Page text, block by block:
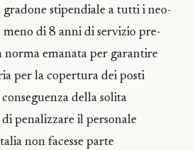
stipendiale a tutti i neo-
di 8 anni di servizio pre-
emanata per garantire
per la copertura dei posti
della solita
penalizzare il personale
non facesse parte